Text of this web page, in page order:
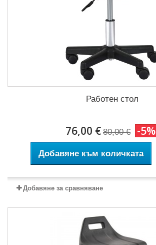
Работен стол
76,00 € 80,00 € -5%
Добавяне към количката
Добавяне за сравняване